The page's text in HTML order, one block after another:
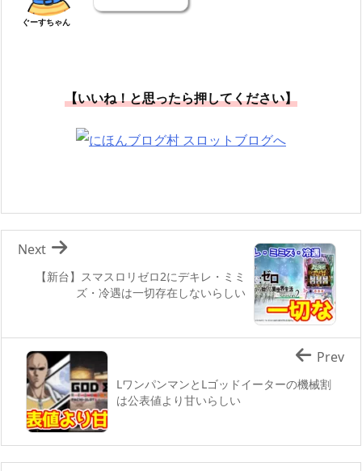
ぐーすちゃん
【いいね！と思ったら押してください】
【新台】スマスロリゼロ2にデキレ・ミミ
ズ・冷遇は一切存在しないらしい
Next
LワンパンマンとLゴッドイーターの機械割
は公表値より甘いらしい
Prev